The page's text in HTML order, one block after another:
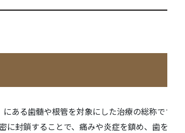
る歯髄や根管を対象にした治療の総称です。
封鎖することで、痛みや炎症を鎮め、歯をでき